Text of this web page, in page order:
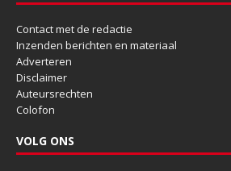
Contact met de redactie
Inzenden berichten en materiaal
Adverteren
Disclaimer
Auteursrechten
Colofon
VOLG ONS